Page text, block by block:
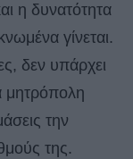
η δυνατότητα
γίνεται.
δεν υπάρχει
μητρόπολη
την
της.